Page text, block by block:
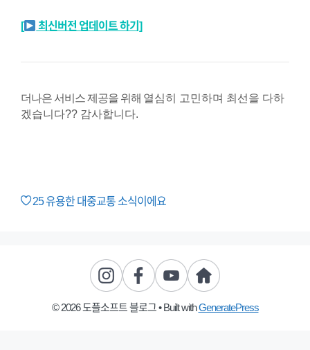
[ 최신버전 업데이트 하기]
더나은 서비스 제공을 위해 열심히 고민하며 최선을 다하
겠습니다?? 감사합니다.
25유용한 대중교통 소식이에요
© 2026 도플소프트 블로그• Built withGeneratePress